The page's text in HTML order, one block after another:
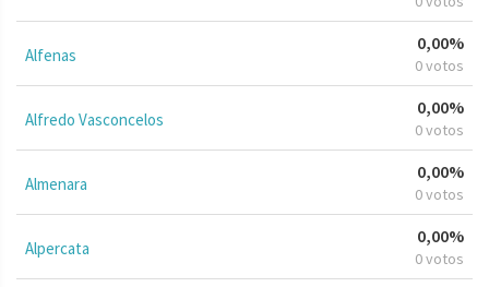
Alfenas
0,00%
0 votos
Alfredo Vasconcelos
0,00%
0 votos
Almenara
0,00%
0 votos
Alpercata
0,00%
0 votos